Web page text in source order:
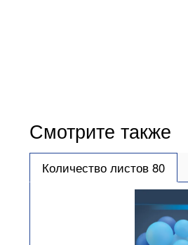
Смотрите также
Количество листов 80